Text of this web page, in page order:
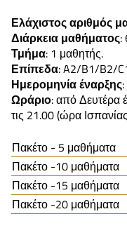
Ελάχιστος αριθμός
Διάρκεια μαθήματος:
Τμήμα: 1 μαθητής.
Επίπεδα: A2/B1/B2/
Ημερομηνία έναρξης
Ωράριο: από Δευτέρα
τις 21.00 (ώρα
Πακέτο - 5 μαθήματα
Πακέτο -10 μαθήματα
Πακέτο -15 μαθήματα
Πακέτο -20 μαθήματα